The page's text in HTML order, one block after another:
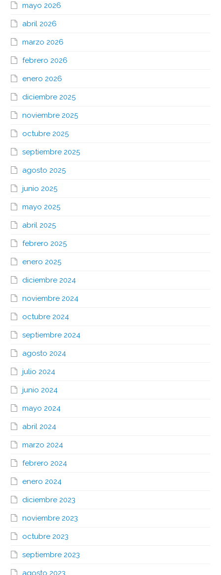
mayo 2026
abril 2026
marzo 2026
febrero 2026
enero 2026
diciembre 2025
noviembre 2025
octubre 2025
septiembre 2025
agosto 2025
junio 2025
mayo 2025
abril 2025
febrero 2025
enero 2025
diciembre 2024
noviembre 2024
octubre 2024
septiembre 2024
agosto 2024
julio 2024
junio 2024
mayo 2024
abril 2024
marzo 2024
febrero 2024
enero 2024
diciembre 2023
noviembre 2023
octubre 2023
septiembre 2023
agosto 2023